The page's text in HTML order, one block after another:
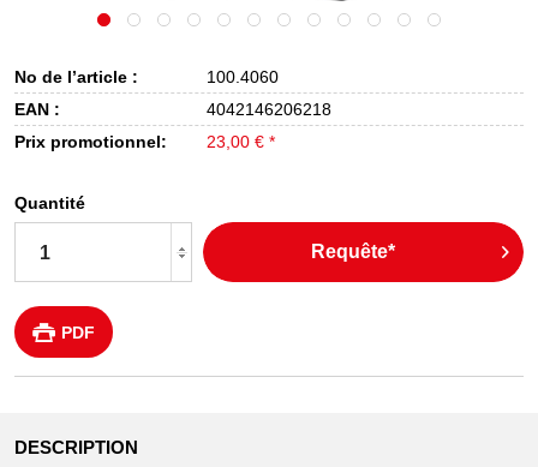
No de l’article :
100.4060
EAN :
4042146206218
Prix promotionnel:
23,00 € *
Quantité
Requête*
PDF
DESCRIPTION